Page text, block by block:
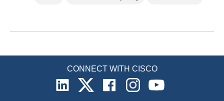
CONNECT WITH CISCO